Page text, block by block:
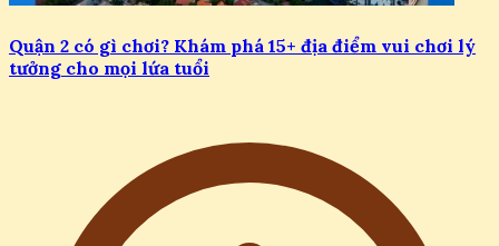
Quận 2 có gì chơi? Khám phá 15+ địa điểm vui chơi lý
tưởng cho mọi lứa tuổi